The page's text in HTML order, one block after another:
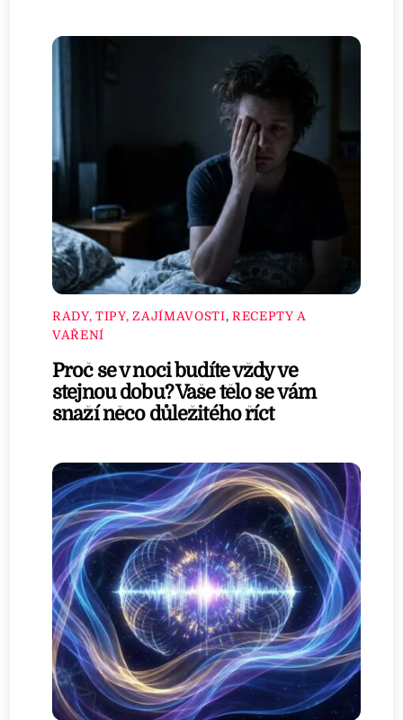
RADY, TIPY, ZAJÍMAVOSTI, RECEPTY A
VAŘENÍ
Proč se v noci budíte vždy ve
stejnou dobu? Vaše tělo se vám
snaží něco důležitého říct